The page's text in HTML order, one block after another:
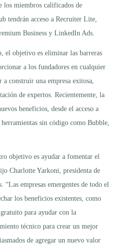
los miembros calificados de
tendrán acceso a Recruiter Lite,
Business y LinkedIn Ads.
el objetivo es eliminar las barreras
a los fundadores en cualquier
a construir una empresa exitosa,
de expertos. Recientemente, la
beneficios, desde el acceso a
sin código como Bubble,
objetivo es ayudar a fomentar el
Charlotte Yarkoni, presidenta de
empresas emergentes de todo el
los beneficios existentes, como
para ayudar con la
técnico para crear un mejor
de agregar un nuevo valor